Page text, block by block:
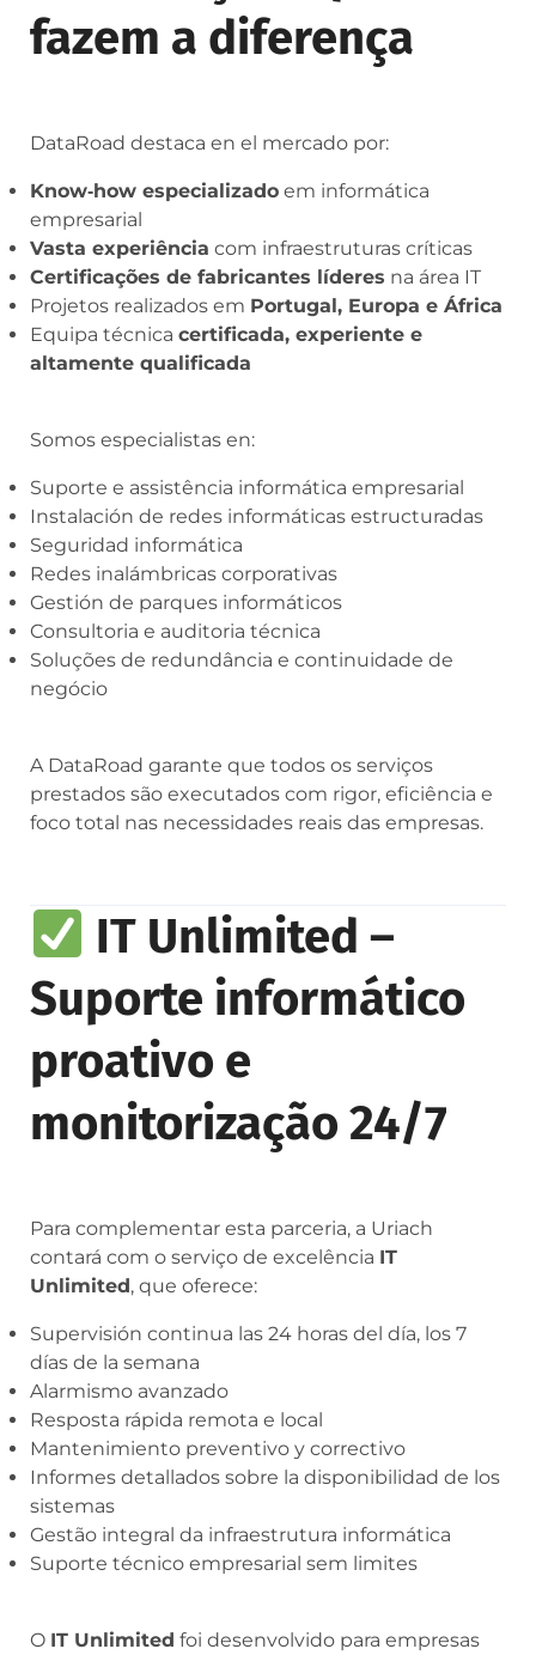
fazem a diferença
DataRoad destaca en el mercado por:
Know‑how especializado em informática
empresarial
Vasta experiência com infraestruturas críticas
Certificações de fabricantes líderes na área IT
Projetos realizados em Portugal, Europa e África
Equipa técnica certificada, experiente e
altamente qualificada
Somos especialistas en:
Suporte e assistência informática empresarial
Instalación de redes informáticas estructuradas
Seguridad informática
Redes inalámbricas corporativas
Gestión de parques informáticos
Consultoria e auditoria técnica
Soluções de redundância e continuidade de
negócio
A DataRoad garante que todos os serviços
prestados são executados com rigor, eficiência e
foco total nas necessidades reais das empresas.
IT Unlimited –
Suporte informático
proativo e
monitorização 24/7
Para complementar esta parceria, a Uriach
contará com o serviço de excelência IT
Unlimited, que oferece:
Supervisión continua las 24 horas del día, los 7
días de la semana
Alarmismo avanzado
Resposta rápida remota e local
Mantenimiento preventivo y correctivo
Informes detallados sobre la disponibilidad de los
sistemas
Gestão integral da infraestrutura informática
Suporte técnico empresarial sem limites
O IT Unlimited foi desenvolvido para empresas